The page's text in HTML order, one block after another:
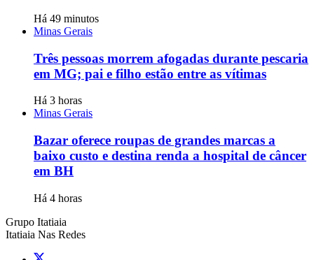
Há 49 minutos
Minas Gerais
Três pessoas morrem afogadas durante pescaria
em MG; pai e filho estão entre as vítimas
Há 3 horas
Minas Gerais
Bazar oferece roupas de grandes marcas a
baixo custo e destina renda a hospital de câncer
em BH
Há 4 horas
Grupo Itatiaia
Itatiaia Nas Redes